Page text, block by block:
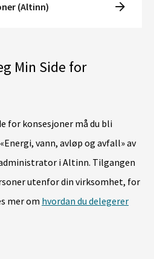
(Altinn)
Min Side for
for konsesjoner må du bli
vann, avløp og avfall» av
i Altinn. Tilgangen
utenfor din virksomhet, for
mer om hvordan du delegerer